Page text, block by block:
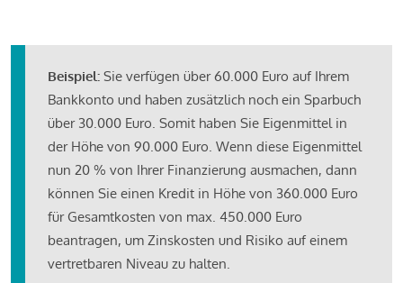
Beispiel: Sie verfügen über 60.000 Euro auf Ihrem
Bankkonto und haben zusätzlich noch ein Sparbuch
über 30.000 Euro. Somit haben Sie Eigenmittel in
der Höhe von 90.000 Euro. Wenn diese Eigenmittel
nun 20 % von Ihrer Finanzierung ausmachen, dann
können Sie einen Kredit in Höhe von 360.000 Euro
für Gesamtkosten von max. 450.000 Euro
beantragen, um Zinskosten und Risiko auf einem
vertretbaren Niveau zu halten.